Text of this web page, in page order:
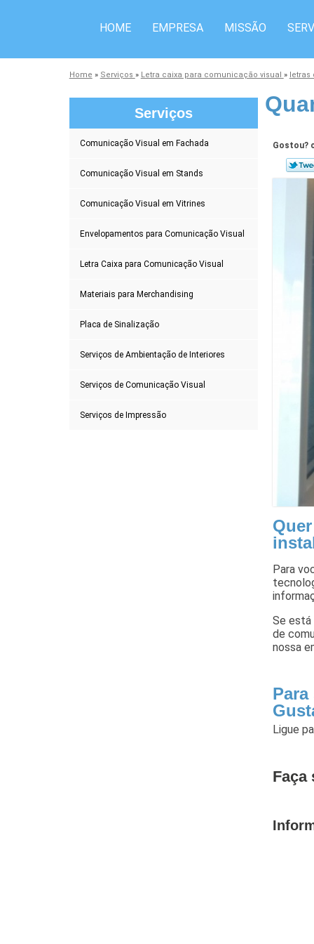
HOME EMPRESA MISSÃO
Home » Serviços » Letra caixa para comunicação visual » letras
Serviços
Comunicação Visual em Fachada
Comunicação Visual em Stands
Comunicação Visual em Vitrines
Envelopamentos para Comunicação Visual
Letra Caixa para Comunicação Visual
Materiais para Merchandising
Placa de Sinalização
Serviços de Ambientação de Interiores
Serviços de Comunicação Visual
Serviços de Impressão
Gostou?
Para
Se está
de
nossa
Ligue
Faça